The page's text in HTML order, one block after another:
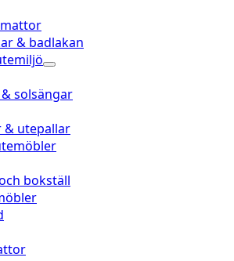
& badlakan
solsängar
& utepallar
bokställ